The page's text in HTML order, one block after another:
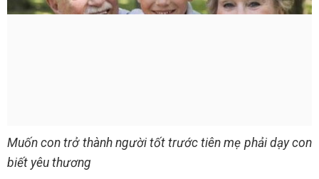
Muốn con trở thành người tốt trước tiên mẹ phải dạy con
biết yêu thương